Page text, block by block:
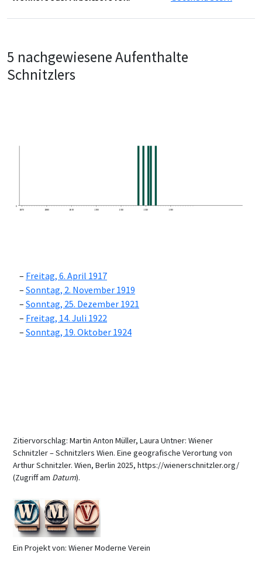
5 nachgewiesene Aufenthalte
Schnitzlers
0
1870
1880 1890 1900 1910 1920 1930
Freitag, 6. April 1917
Sonntag, 2. November 1919
Sonntag, 25. Dezember 1921
Freitag, 14. Juli 1922
Sonntag, 19. Oktober 1924
Zitiervorschlag: Martin Anton Müller, Laura Untner: Wiener
Schnitzler – Schnitzlers Wien. Eine geografische Verortung von
Arthur Schnitzler. Wien, Berlin 2025, https://wienerschnitzler.org/
(Zugriff am Datum).
Ein Projekt von: Wiener Moderne Verein